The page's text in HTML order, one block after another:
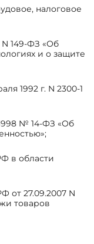
налоговое
N 149-ФЗ «Об
и о защите
1992 г. N 2300-1
№ 14-ФЗ «Об
в области
от 27.09.2007 N
товаров